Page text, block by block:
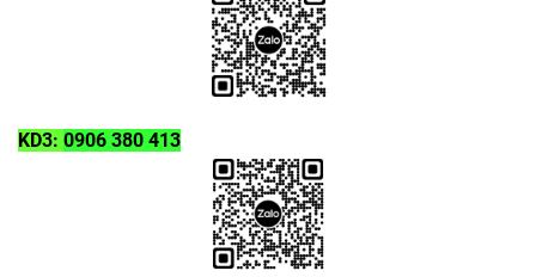
KD3: 0906 380 413